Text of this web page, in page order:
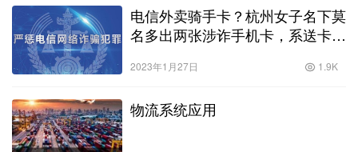
电信外卖骑手卡？杭州女子名下莫
名多出两张涉诈手机卡，系送卡快
2023年1月27日 1.9K
物流系统应用